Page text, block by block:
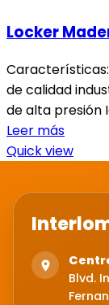
Locker
de calidad
de alta presión
Leer más
Quick view
Blvd.